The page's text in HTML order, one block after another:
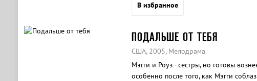
В избранное
ПОДАЛЬШЕ ОТ ТЕБЯ
США, 2005, Мелодрама
Мэгги и Роуз - сестры, но готовы
особенно после того, как Мэгги